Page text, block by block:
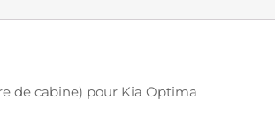
de cabine) pour Kia Optima